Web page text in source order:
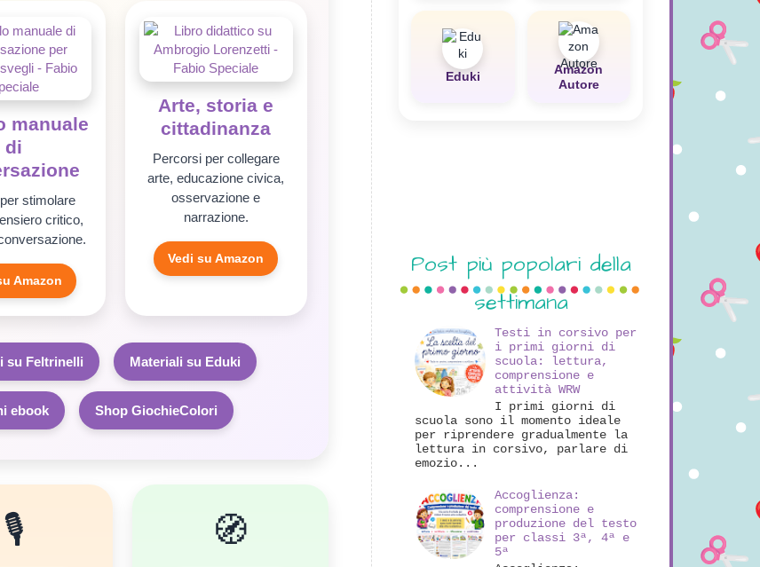
manuale
di
stimolare
critico,
Amazon
Arte, storia e
cittadinanza
Percorsi per collegare
arte, educazione civica,
osservazione e
narrazione.
Vedi su Amazon
su Feltrinelli Materiali su Eduki
ebook Shop GiochieColori
🎙️ 🧭
Eduki
Amazon
Autore
Post più popolari della
settimana
Testi in corsivo per
i primi giorni di
scuola: lettura,
comprensione e
attività WRW
I primi giorni di
scuola sono il momento ideale
per riprendere gradualmente la
lettura in corsivo, parlare di
emozio...
Accoglienza:
comprensione e
produzione del testo
per classi 3ª, 4ª e
5ª